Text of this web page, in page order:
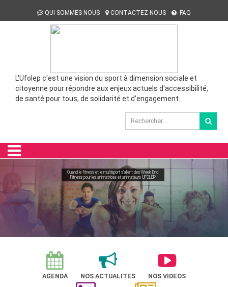
QUI SOMMES NOUS CONTACTEZ-NOUS FAQ
L'Ufolep c'est une vision du sport à dimension sociale et
citoyenne pour répondre aux enjeux actuels d'accessibilité,
de santé pour tous, de solidarité et d'engagement.
Quand le fitness et le multisport s'allient des Week End
Fitness pour les animatrices et animateurs UFOLEP
AGENDA NOS ACTUALITES NOS VIDEOS